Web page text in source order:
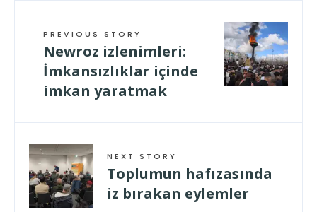
PREVIOUS STORY
Newroz izlenimleri:
İmkansızlıklar içinde
imkan yaratmak
NEXT STORY
Toplumun hafızasında
iz bırakan eylemler